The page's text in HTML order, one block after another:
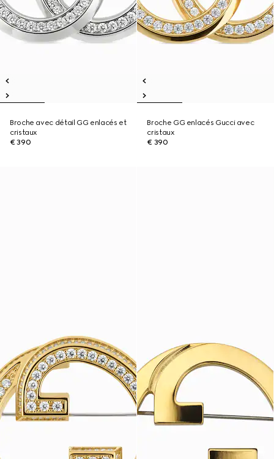
Broche avec détail GG enlacés et
cristaux
€ 390
Broche GG enlacés Gucci avec
cristaux
€ 390